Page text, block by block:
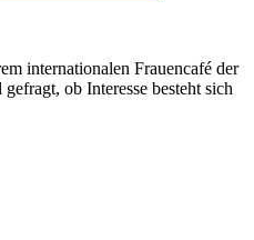
internationalen Frauencafé der
ob Interesse besteht sich